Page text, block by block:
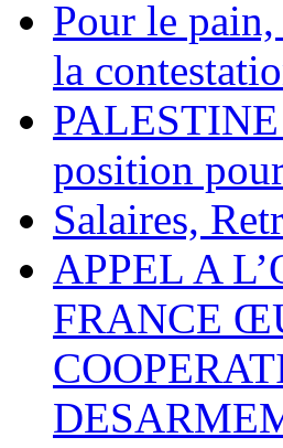
Pour le
la
position
Salaires,
APPEL A
FRANCE